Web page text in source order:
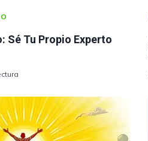
Sé Tu Propio Experto